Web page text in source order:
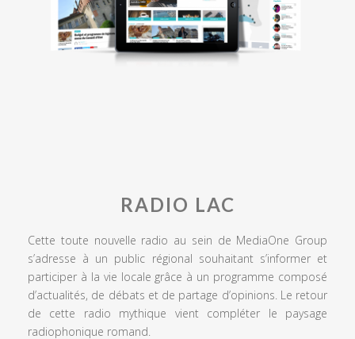
RADIO LAC
Cette toute nouvelle radio au sein de MediaOne Group
s’adresse à un public régional souhaitant s’informer et
participer à la vie locale grâce à un programme composé
d’actualités, de débats et de partage d’opinions. Le retour
de cette radio mythique vient compléter le paysage
radiophonique romand.